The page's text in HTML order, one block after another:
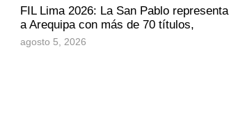
FIL Lima 2026: La San Pablo representa
a Arequipa con más de 70 títulos,
agosto 5, 2026